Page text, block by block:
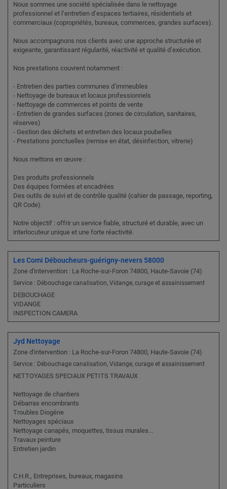
Nous sommes une société spécialisée dans le nettoyage
professionnel et l’entretien d’espaces tertiaires, résidentiels et
commerciaux (copropriétés, bureaux, commerces, grandes surfaces).
Nous accompagnons nos clients avec une approche structurée et
exigeante, garantissant régularité, réactivité et qualité d’exécution.
Nos prestations couvrent notamment :
- Entretien des parties communes d’immeubles
- Nettoyage de bureaux et locaux professionnels
- Nettoyage de commerces et points de vente
- Entretien de grandes surfaces (zones de circulation, sanitaires,
réserves)
- Gestion des déchets et entretien des locaux poubelles
- Prestations ponctuelles (remise en état, désinfection, vitrerie)
Nous mettons en œuvre :
Des produits professionnels
Des équipes formées et encadrées
Des outils de suivi et de contrôle qualité (cahier de passage, reporting,
QR Code).
Notre objectif : offrir un service fiable, structuré et durable, avec un
interlocuteur unique et une forte réactivité.
Les Comi Déboucheurs-guérigny-nevers 58000
Zone d'intervention : La Roche-sur-Foron 74800, Haute-Savoie (74)
Service : Débouchage canalisation, Vidange, curage et assainissement
DEBOUCHAGE
VIDANGE
INSPECTION CAMERA
Jyd Nettoyage
Zone d'intervention : La Roche-sur-Foron 74800, Haute-Savoie (74)
Service : Débouchage canalisation, Vidange, curage et assainissement
NETTOYAGES SPECIAUX PETITS TRAVAUX
Nettoyage de chantiers
Débarras encombrants
Troubles Diogène
Nettoyages spéciaux
Nettoyage canapés, moquettes, tissus murales...
Travaux peinture
Entretien jardin
C.H.R., Entreprises, bureaux, magasins
Particuliers